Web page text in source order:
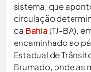
sistema, que
circulação
da Bahia(TJ-BA),
encaminhado ao
Estadual de
Brumado, onde as